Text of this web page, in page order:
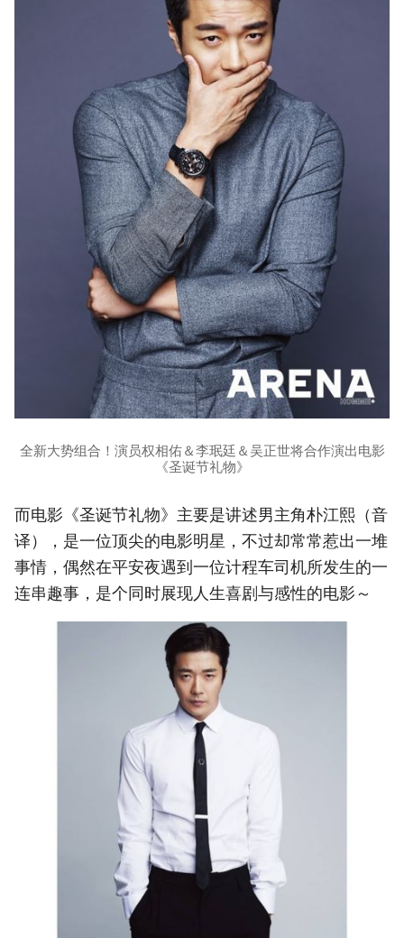
全新大势组合！演员权相佑＆李珉廷＆吴正世将合作演出电影
《圣诞节礼物》
而电影《圣诞节礼物》主要是讲述男主角朴江熙（音
译），是一位顶尖的电影明星，不过却常常惹出一堆
事情，偶然在平安夜遇到一位计程车司机所发生的一
连串趣事，是个同时展现人生喜剧与感性的电影～